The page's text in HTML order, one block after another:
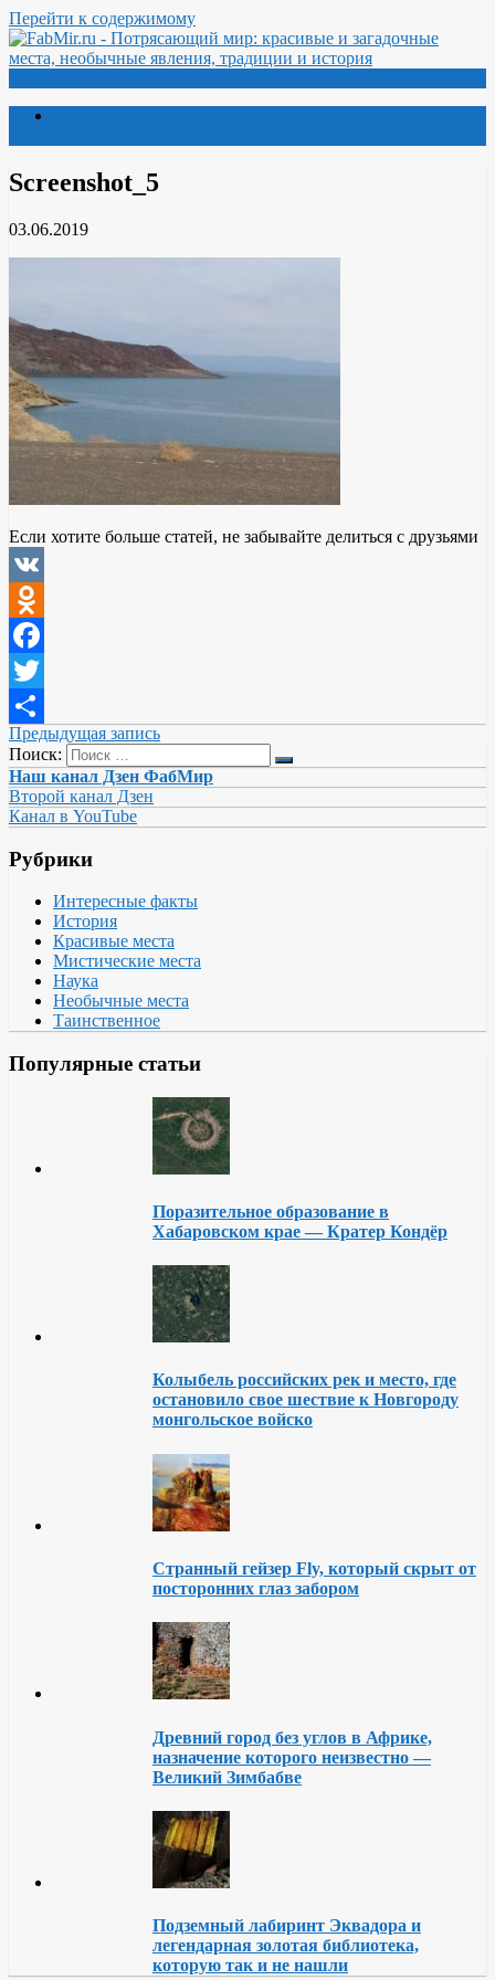
Перейти к содержимому
Screenshot_5
03.06.2019
Если хотите больше статей, не забывайте делиться с друзьями
VK
Odnoklassniki
Facebook
Twitter
Отправить
Предыдущая запись
Поиск:
Наш канал Дзен ФабМир
Второй канал Дзен
Канал в YouTube
Рубрики
Интересные факты
История
Красивые места
Мистические места
Наука
Необычные места
Таинственное
Популярные статьи
Поразительное образование в
Хабаровском крае — Кратер Кондёр
Колыбель российских рек и место, где
остановило свое шествие к Новгороду
монгольское войско
Странный гейзер Fly, который скрыт от
посторонних глаз забором
Древний город без углов в Африке,
назначение которого неизвестно —
Великий Зимбабве
Подземный лабиринт Эквадора и
легендарная золотая библиотека,
которую так и не нашли